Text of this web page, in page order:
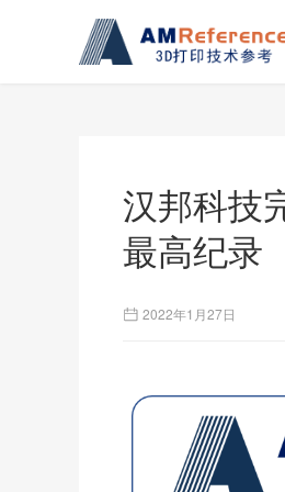
汉邦科技
最高纪录
2022年1月27日